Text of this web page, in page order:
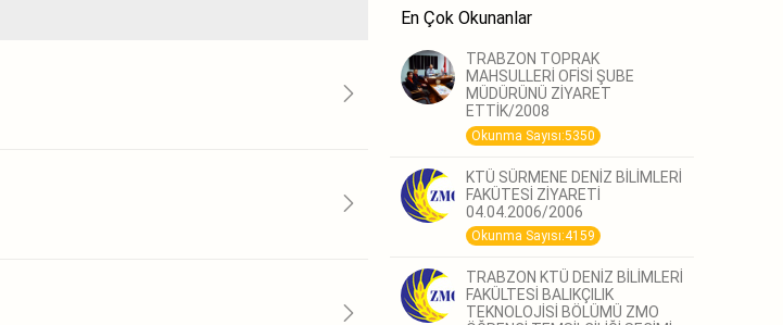
En Çok Okunanlar
TRABZON TOPRAK
MAHSULLERİ OFİSİ ŞUBE
MÜDÜRÜNÜ ZİYARET
ETTİK/2008
Okunma Sayısı:5350
KTÜ SÜRMENE DENİZ BİLİMLERİ
FAKÜTESİ ZİYARETİ
04.04.2006/2006
Okunma Sayısı:4159
TRABZON KTÜ DENİZ BİLİMLERİ
FAKÜLTESİ BALIKÇILIK
TEKNOLOJİSİ BÖLÜMÜ ZMO